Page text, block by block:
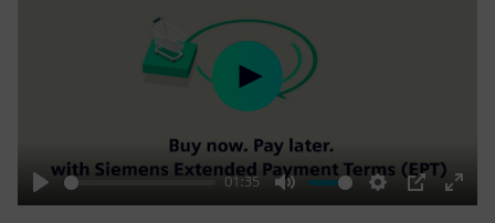
Play
01:35
Mute Settings
PIP
Enter
Play